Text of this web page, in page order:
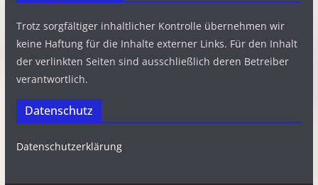
Trotz sorgfältiger inhaltlicher Kontrolle übernehmen wir
keine Haftung für die Inhalte externer Links. Für den Inhalt
der verlinkten Seiten sind ausschließlich deren Betreiber
verantwortlich.
Datenschutz
Datenschutzerklärung